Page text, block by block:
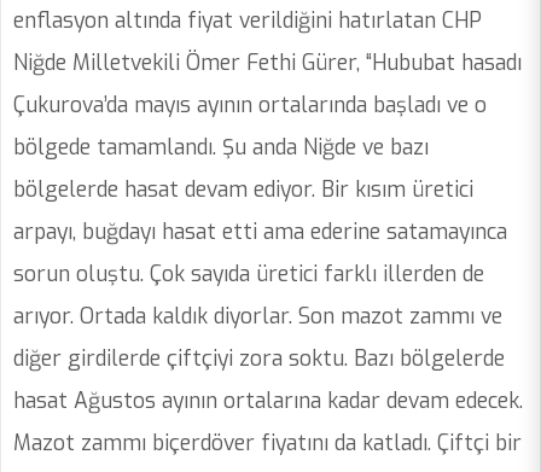
enflasyon altında fiyat verildiğini hatırlatan CHP
Niğde Milletvekili Ömer Fethi Gürer, “Hububat hasadı
Çukurova’da mayıs ayının ortalarında başladı ve o
bölgede tamamlandı. Şu anda Niğde ve bazı
bölgelerde hasat devam ediyor. Bir kısım üretici
arpayı, buğdayı hasat etti ama ederine satamayınca
sorun oluştu. Çok sayıda üretici farklı illerden de
arıyor. Ortada kaldık diyorlar. Son mazot zammı ve
diğer girdilerde çiftçiyi zora soktu. Bazı bölgelerde
hasat Ağustos ayının ortalarına kadar devam edecek.
Mazot zammı biçerdöver fiyatını da katladı. Çiftçi bir